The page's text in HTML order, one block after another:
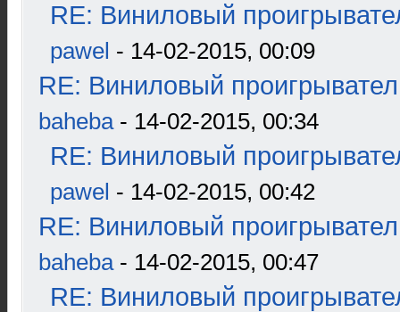
RE: Виниловый
pawel - 14-02-2015, 00:09
RE: Виниловый
baheba- 14-02-2015, 00:34
RE: Виниловый
pawel - 14-02-2015, 00:42
RE: Виниловый
baheba- 14-02-2015, 00:47
RE: Виниловый